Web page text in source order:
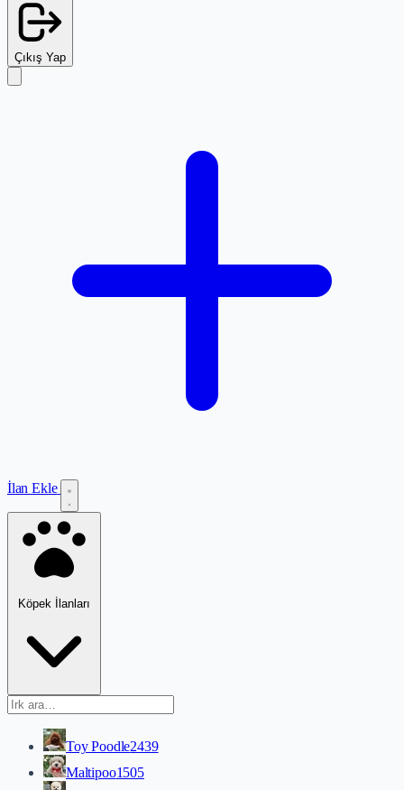
Çıkış Yap
İlan Ekle
Köpek İlanları
Toy Poodle2439
Maltipoo1505